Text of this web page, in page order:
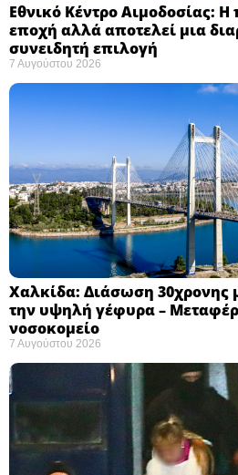
Εθνικό Κέντρο Αιμοδοσίας:
εποχή αλλά αποτελεί μια
συνειδητή επιλογή ​
7 Αυγούστου 2026
Χαλκίδα: Διάσωση
την υψηλή γέφυρα –
νοσοκομείο ​
7 Αυγούστου 2026